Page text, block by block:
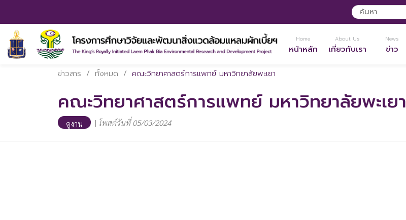
Home
หน้าหลัก
About Us
เกี่ยวกับเรา
News
ข่าว
ข่าวสาร / ทั้งหมด / คณะวิทยาศาสตร์การแพทย์ มหาวิทยาลัยพะเยา
คณะวิทยาศาสตร์การแพทย์ มหาวิทยาลัยพะเยา
ดูงาน | โพสต์วันที่ 05/03/2024